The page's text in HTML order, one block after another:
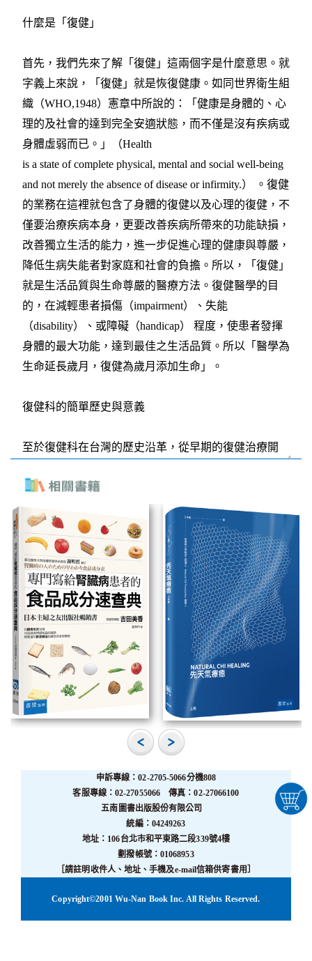
申訴專線：02-2705-5066分機808
客服專線：02-27055066 傳真：02-27066100
五南圖書出版股份有限公司
統編：04249263
地址：106台北市和平東路二段339號4樓
劃撥帳號：01068953
［請註明收件人、地址、手機及e-mail信箱供寄書用］
Copyright©2001 Wu-Nan Book Inc. All Rights Reserved.